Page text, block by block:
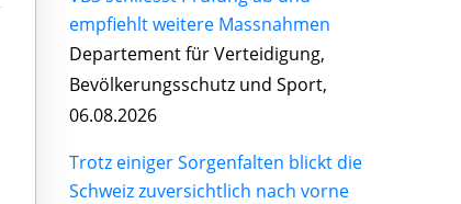
empfiehlt weitere Massnahmen
Departement für Verteidigung,
Bevölkerungsschutz und Sport,
06.08.2026
Trotz einiger Sorgenfalten blickt die
Schweiz zuversichtlich nach vorne